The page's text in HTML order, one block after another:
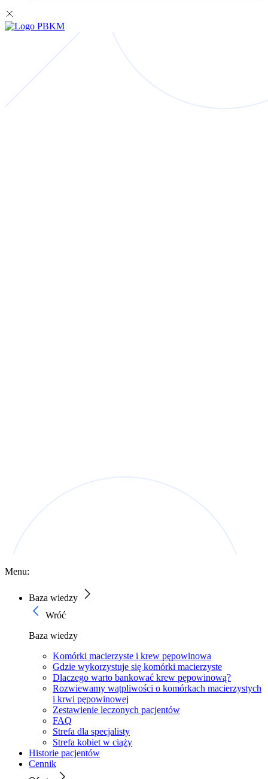
Menu:
Baza wiedzy
Wróć
Baza wiedzy
Komórki macierzyste i krew pępowinowa
Gdzie wykorzystuje się komórki macierzyste
Dlaczego warto bankować krew pępowinową?
Rozwiewamy wątpliwości o komórkach macierzystych
i krwi pępowinowej
Zestawienie leczonych pacjentów
FAQ
Strefa dla specjalisty
Strefa kobiet w ciąży
Historie pacjentów
Cennik